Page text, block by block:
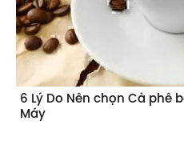
6 Lý Do Nên chọn Cà phê
Máy